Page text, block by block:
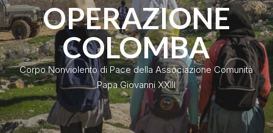
OPERAZIONE
COLOMBA
Corpo Nonviolento di Pace della Associazione Comunità
Papa Giovanni XXIII